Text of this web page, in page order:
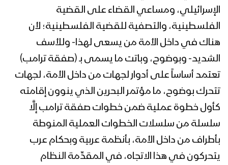
مونتاج نشيد القدس ستعود | فرقة أنصار
الله – فرقة إزار – 1442هـ
كليب خندق واحد | كوكبة من منشدي –
فلسطين – اليمن – لبنان – 1442هـ
ميادين الجهاد – الحلقة الثانية – مناسبة
يوم القدس العالمي من جيزان
الإسرائيلي، ومساعي القضاء على القضية
الفلسطينية، والتصفية للقضية الفلسطينية؛ لأن
هناك في داخل الأمة من يسعى لهذا- وللأسف
الشديد- وبوضوح، وباتت ما يسمى بـ (صفقة ترامب)
تعتمد أساساً على أدوار لجهات من داخل الأمة، لجهات
تتحرك بوضوح، ما مؤتمر البحرين الذي ينوون إقامته
كأول خطوة عملية ضمن خطوات صفقة ترامب إلَّا
سلسلة من سلسلات الخطوات العملية المنوطة
بأطراف من داخل الأمة، بأنظمة عربية وبحكام عرب
يتحركون في هذا الاتجاه، في المقدِّمة النظام